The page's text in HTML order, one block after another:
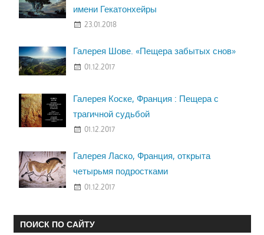
имени Гекатонхейры
23.01.2018
Галерея Шове. «Пещера забытых снов»
01.12.2017
Галерея Коске, Франция : Пещера с
трагичной судьбой
01.12.2017
Галерея Ласко, Франция, открыта
четырьмя подростками
01.12.2017
ПОИСК ПО САЙТУ